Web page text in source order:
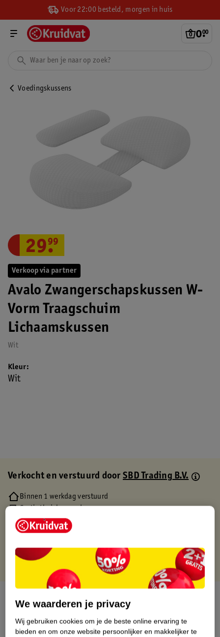
Voor 22:00 besteld, morgen in huis
0.
00
Voedingskussens
Verkoop via partner
Avalo Zwangerschapskussen W-
Vorm Traagschuim
Lichaamskussen
Wit
29.
99
Kleur
Wit
Verkocht en verstuurd doorSBD Trading B.V.
Binnen 1 werkdag verstuurd
Gratis thuisbezorgd
Gratis retourneren via verkooppartner.
Gratis punten met je Kruidvat kaart
Over dit product
Productinformatie
We waarderen je privacy
Wij gebruiken cookies om je de beste online ervaring te
bieden en om onze website persoonlijker en makkelijker te